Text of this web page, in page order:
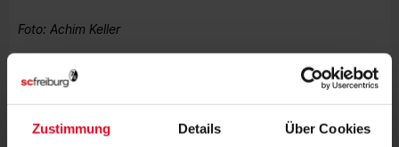
Zustimmung Details Über Cookies
Foto: Achim Keller